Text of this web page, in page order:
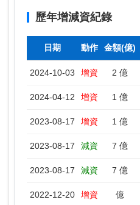
歷年增減資紀錄
日期 動作 金額(億)
2024-10-03 增資 2 億
2024-04-12 增資 1 億
2023-08-17 增資 1 億
2023-08-17 減資 7 億
2023-08-17 減資 7 億
2022-12-20 增資 億